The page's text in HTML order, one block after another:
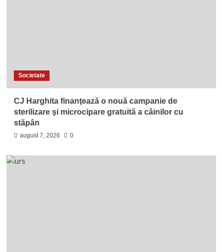
Societate
CJ Harghita finanţează o nouă campanie de
sterilizare şi microcipare gratuită a câinilor cu
stăpân
august 7, 2026 0